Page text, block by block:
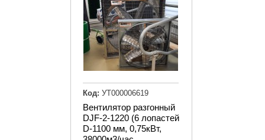
Вентилятор разгонный
DJF-2-1220 (6 лопастей
D-1100 мм, 0,75кВт,
Код: УТ000006619